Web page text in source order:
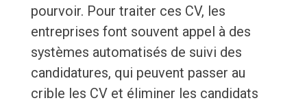
pourvoir. Pour traiter ces CV, les
entreprises font souvent appel à des
systèmes automatisés de suivi des
candidatures, qui peuvent passer au
crible les CV et éliminer les candidats